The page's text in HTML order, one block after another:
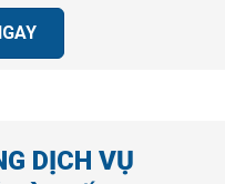
DỊCH VỤ